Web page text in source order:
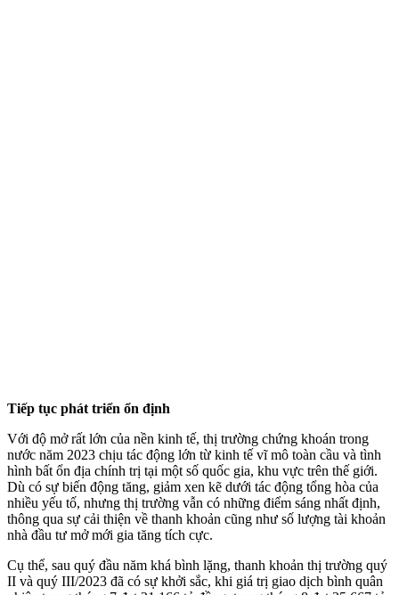
Tiếp tục phát triển ổn định
Với độ mở rất lớn của nền kinh tế, thị trường chứng khoán trong
nước năm 2023 chịu tác động lớn từ kinh tế vĩ mô toàn cầu và tình
hình bất ổn địa chính trị tại một số quốc gia, khu vực trên thế giới.
Dù có sự biến động tăng, giảm xen kẽ dưới tác động tổng hòa của
nhiều yếu tố, nhưng thị trường vẫn có những điểm sáng nhất định,
thông qua sự cải thiện về thanh khoản cũng như số lượng tài khoản
nhà đầu tư mở mới gia tăng tích cực.
Cụ thể, sau quý đầu năm khá bình lặng, thanh khoản thị trường quý
II và quý III/2023 đã có sự khởi sắc, khi giá trị giao dịch bình quân